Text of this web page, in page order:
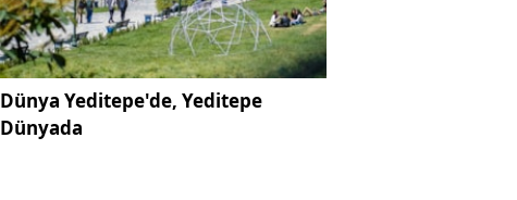
Dünya Yeditepe'de, Yeditepe
Dünyada